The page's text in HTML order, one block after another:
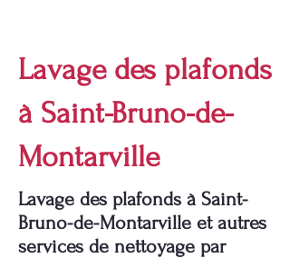
Lavage des plafonds
à Saint-Bruno-de-
Montarville
Lavage des plafonds à Saint-
Bruno-de-Montarville et autres
services de nettoyage par